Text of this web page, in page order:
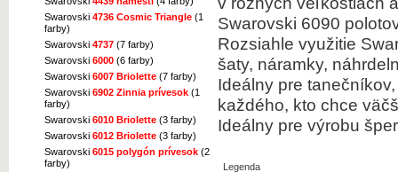
Swarovski 4736 Cosmic Triangle (1
farby)
Swarovski 4737 (7 farby)
Swarovski 6000 (6 farby)
Swarovski 6007 Briolette (7 farby)
Swarovski 6902 Zinnia prívesok (1
farby)
Swarovski 6010 Briolette (3 farby)
Swarovski 6012 Briolette (3 farby)
Swarovski 6015 polygón prívesok (2
farby)
Swarovski 6090
Rozsiahle využitie
šaty, náramky,
Ideálny pre
každého, kto chce
Ideálny pre výrobu
Legenda